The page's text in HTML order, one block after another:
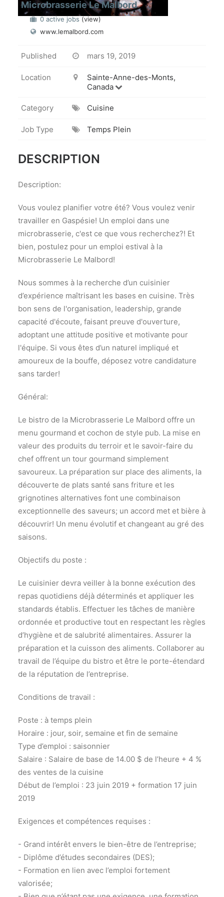
Microbrasserie Le Malbord
0 active jobs (view)
www.lemalbord.com
Published mars 19, 2019
Location
Sainte-Anne-des-Monts,
Canada
Category Cuisine
Job Type Temps Plein
DESCRIPTION
Description:
Vous voulez planifier votre été? Vous voulez venir
travailler en Gaspésie! Un emploi dans une
microbrasserie, c'est ce que vous recherchez?! Et
bien, postulez pour un emploi estival à la
Microbrasserie Le Malbord!
Nous sommes à la recherche d’un cuisinier
d’expérience maîtrisant les bases en cuisine. Très
bon sens de l'organisation, leadership, grande
capacité d'écoute, faisant preuve d'ouverture,
adoptant une attitude positive et motivante pour
l'équipe. Si vous êtes d’un naturel impliqué et
amoureux de la bouffe, déposez votre candidature
sans tarder!
Général:
Le bistro de la Microbrasserie Le Malbord offre un
menu gourmand et cochon de style pub. La mise en
valeur des produits du terroir et le savoir-faire du
chef offrent un tour gourmand simplement
savoureux. La préparation sur place des aliments, la
découverte de plats santé sans friture et les
grignotines alternatives font une combinaison
exceptionnelle des saveurs; un accord met et bière à
découvrir! Un menu évolutif et changeant au gré des
saisons.
Objectifs du poste :
Le cuisinier devra veiller à la bonne exécution des
repas quotidiens déjà déterminés et appliquer les
standards établis. Effectuer les tâches de manière
ordonnée et productive tout en respectant les règles
d’hygiène et de salubrité alimentaires. Assurer la
préparation et la cuisson des aliments. Collaborer au
travail de l’équipe du bistro et être le porte-étendard
de la réputation de l’entreprise.
Conditions de travail :
Poste : à temps plein
Horaire : jour, soir, semaine et fin de semaine
Type d’emploi : saisonnier
Salaire : Salaire de base de 14.00 $ de l’heure + 4 %
des ventes de la cuisine
Début de l’emploi : 23 juin 2019 + formation 17 juin
2019
Exigences et compétences requises :
- Grand intérêt envers le bien-être de l’entreprise;
- Diplôme d’études secondaires (DES);
- Formation en lien avec l’emploi fortement
valorisée;